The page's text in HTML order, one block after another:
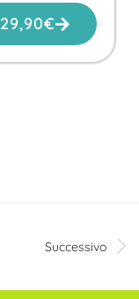
29,90€
Successivo